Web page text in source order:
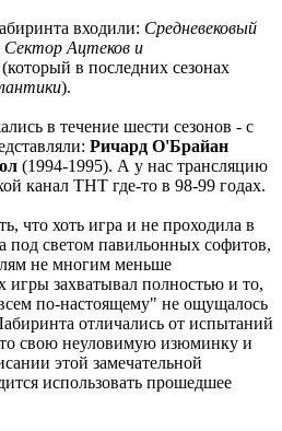
входили: Средневековый
Сектор Ацтеков и
(который в последних сезонах
).
в течение шести сезонов - с
Ричард О'Брайан
(1994-1995). А у нас трансляцию
канал ТНТ где-то в 98-99 годах.
что хоть игра и не проходила в
под светом павильонных софитов,
не многим меньше
захватывал полностью и то,
по-настоящему" не ощущалось
отличались от испытаний
свою неуловимую изюминку и
этой замечательной
использовать прошедшее